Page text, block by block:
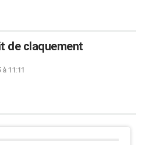
de claquement
11:11